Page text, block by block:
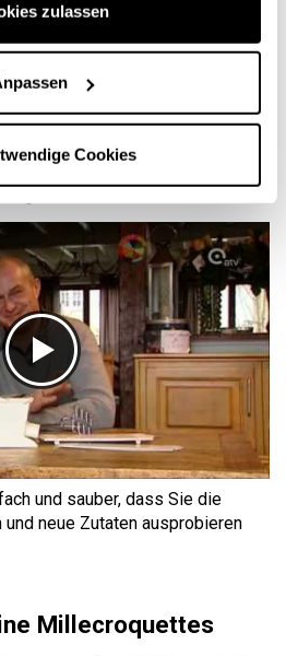
zulassen
Cookies
der Herstellung von
, ideal für die Herstellung einer
derselben. Alles, was Sie
einzuführen, den Hebel zu
herauskommen, und mit dem
gewünschte Größe zu schneiden.
und sauber, dass Sie die
neue Zutaten ausprobieren
Millecroquettes